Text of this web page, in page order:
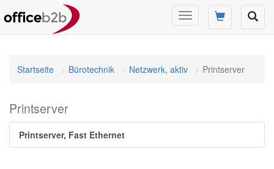
Navigation
umschalten
Startseite Bürotechnik Netzwerk, aktiv Printserver
Printserver
Printserver, Fast Ethernet